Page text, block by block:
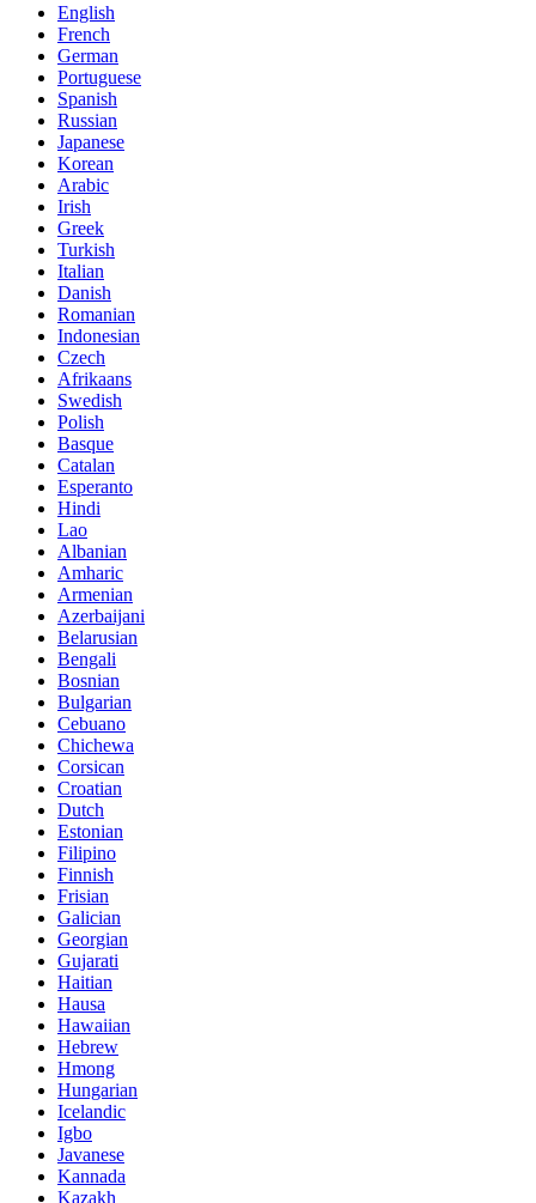
English
French
German
Portuguese
Spanish
Russian
Japanese
Korean
Arabic
Irish
Greek
Turkish
Italian
Danish
Romanian
Indonesian
Czech
Afrikaans
Swedish
Polish
Basque
Catalan
Esperanto
Hindi
Lao
Albanian
Amharic
Armenian
Azerbaijani
Belarusian
Bengali
Bosnian
Bulgarian
Cebuano
Chichewa
Corsican
Croatian
Dutch
Estonian
Filipino
Finnish
Frisian
Galician
Georgian
Gujarati
Haitian
Hausa
Hawaiian
Hebrew
Hmong
Hungarian
Icelandic
Igbo
Javanese
Kannada
Kazakh